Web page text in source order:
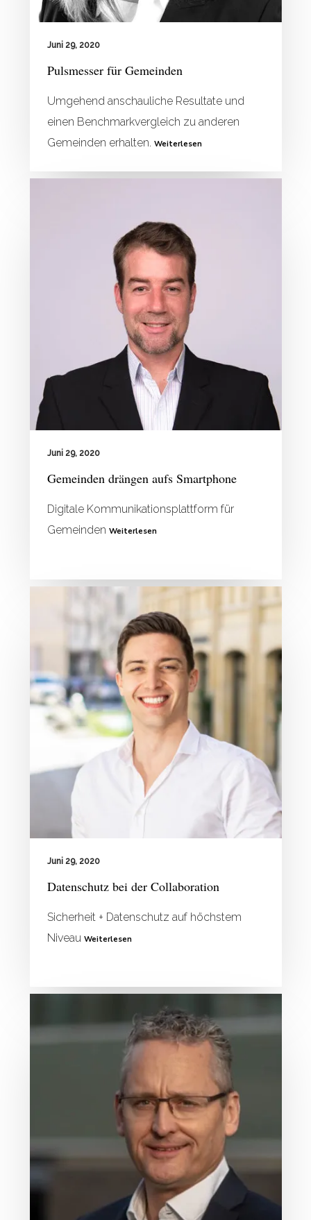
Juni 29, 2020
Pulsmesser für Gemeinden
Umgehend anschauliche Resultate und
einen Benchmarkvergleich zu anderen
Gemeinden erhalten. Weiterlesen
Juni 29, 2020
Gemeinden drängen aufs Smartphone
Digitale Kommunikationsplattform für
Gemeinden Weiterlesen
Juni 29, 2020
Datenschutz bei der Collaboration
Sicherheit + Datenschutz auf höchstem
Niveau Weiterlesen